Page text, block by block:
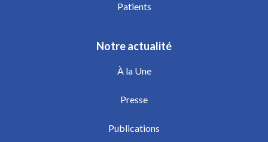
Patients
Notre actualité
À la Une
Presse
Publications